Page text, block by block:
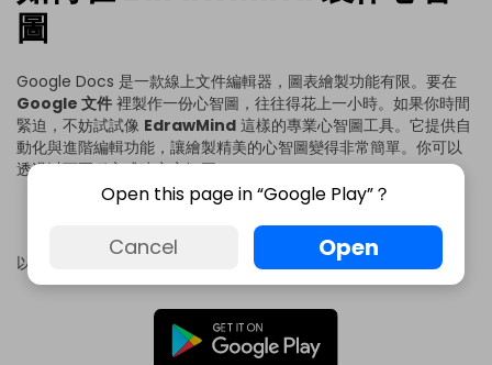
圖
Google Docs 是一款線上文件編輯器，圖表繪製功能有限。要在
Google 文件 裡製作一份心智圖，往往得花上一小時。如果你時間
緊迫，不妨試試像 EdrawMind 這樣的專業心智圖工具。它提供自
動化與進階編輯功能，讓繪製精美的心智圖變得非常簡單。你可以
透過以下兩種方式建立心智圖：
使用範本
以下介紹這兩種方法。
Open this page in “Google Play”？
Cancel Open